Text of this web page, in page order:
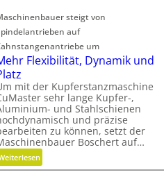
D
i
m
e
s
i
o
n
e
n
steigt von
auf
um
Flexibilität, Dynamik und
mit der Kupferstanzmaschine
sehr lange Kupfer-,
und Stahlschienen
und präzise
zu können, setzt der
Boschert auf…
:
M